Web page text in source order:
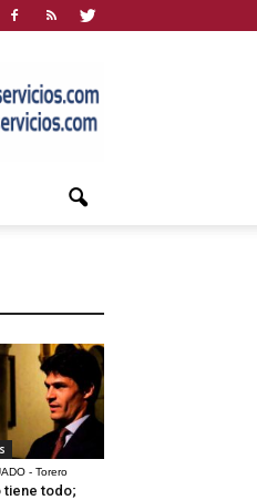
- Torero
tiene todo;